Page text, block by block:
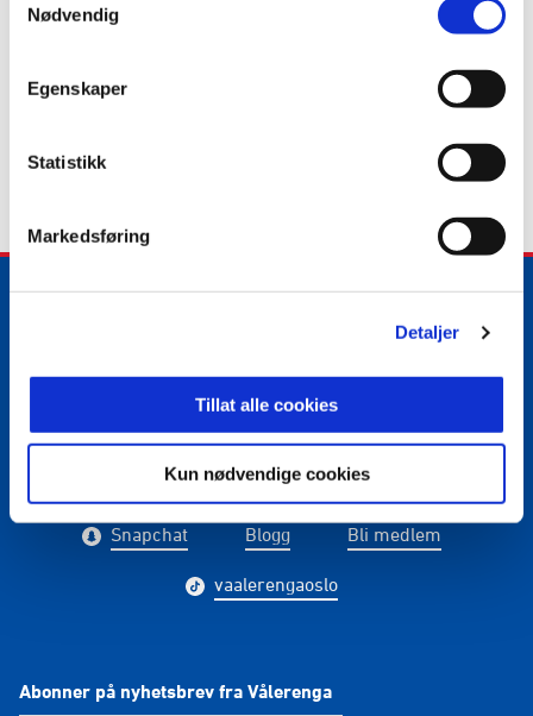
Nødvendig
Egenskaper
Statistikk
Markedsføring
Detaljer
Tillat alle cookies
Kun nødvendige cookies
med.
Vi beklager bryderiet og takker for din
tålmodighet.
Gå til forsiden
media@vif.no Kontakt oss
Facebook Instagram
Snapchat Blogg Bli medlem
vaalerengaoslo
Abonner på nyhetsbrev fra Vålerenga